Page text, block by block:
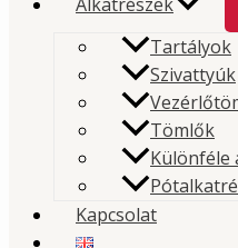
Tartályok
Szivattyúk
Tömlők
Különféle
Kapcsolat
Mouvex
Az Mouvex hidraulikus
szűrőbetét, amelyet
és kompresszorokhoz
TERMÉKLEKÉRDEZÉS -